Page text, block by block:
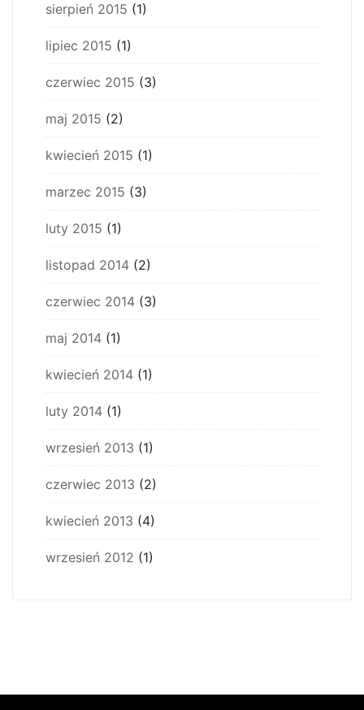
sierpień 2015 (1)
lipiec 2015 (1)
czerwiec 2015 (3)
maj 2015 (2)
kwiecień 2015 (1)
marzec 2015 (3)
luty 2015 (1)
listopad 2014 (2)
czerwiec 2014 (3)
maj 2014 (1)
kwiecień 2014 (1)
luty 2014 (1)
wrzesień 2013 (1)
czerwiec 2013 (2)
kwiecień 2013 (4)
wrzesień 2012 (1)